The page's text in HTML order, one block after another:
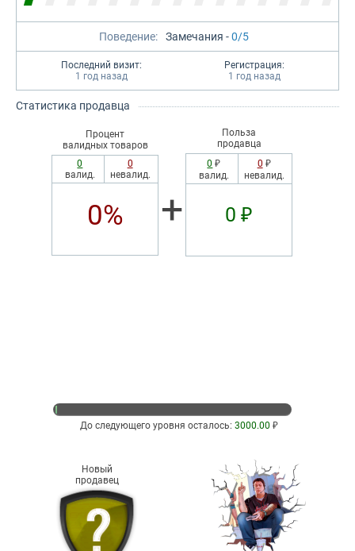
Поведение: Замечания -0/5
Последний визит:
1 год назад
Регистрация:
1 год назад
Статистика продавца
Процент
валидных товаров
0
валид.
0
невалид.
0% +
Польза
продавца
0 ₽
валид.
0 ₽
невалид.
0 ₽
До следующего уровня осталось: 3000.00 ₽
Новый
продавец